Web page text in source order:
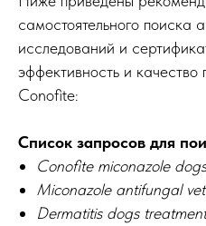
самостоятельного поиска
исследований и
эффективность и
Conofite:
Список запросов для
Conofite miconazole dogs
Miconazole antifungal
Dermatitis dogs treatment